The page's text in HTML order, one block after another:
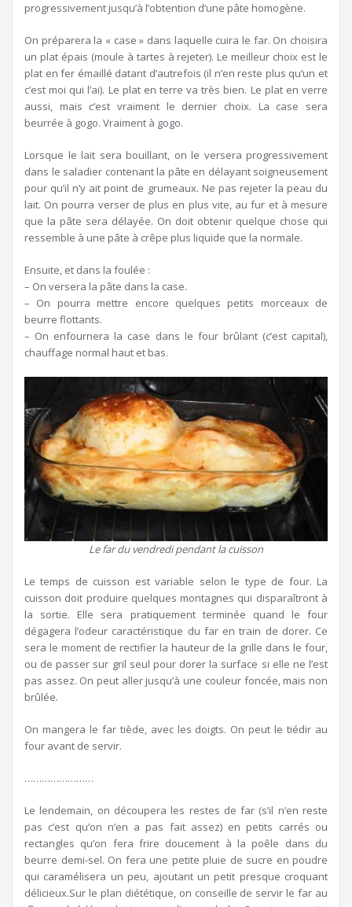
progressivement jusqu’à l’obtention d’une pâte homogène.
On préparera la « case » dans laquelle cuira le far. On choisira
un plat épais (moule à tartes à rejeter). Le meilleur choix est le
plat en fer émaillé datant d’autrefois (il n’en reste plus qu’un et
c’est moi qui l’ai). Le plat en terre va très bien. Le plat en verre
aussi, mais c’est vraiment le dernier choix. La case sera
beurrée à gogo. Vraiment à gogo.
Lorsque le lait sera bouillant, on le versera progressivement
dans le saladier contenant la pâte en délayant soigneusement
pour qu’il n’y ait point de grumeaux. Ne pas rejeter la peau du
lait. On pourra verser de plus en plus vite, au fur et à mesure
que la pâte sera délayée. On doit obtenir quelque chose qui
ressemble à une pâte à crêpe plus liquide que la normale.
Ensuite, et dans la foulée :
– On versera la pâte dans la case.
– On pourra mettre encore quelques petits morceaux de
beurre flottants.
– On enfournera la case dans le four brûlant (c’est capital),
chauffage normal haut et bas.
Le far du vendredi pendant la cuisson
Le temps de cuisson est variable selon le type de four. La
cuisson doit produire quelques montagnes qui disparaîtront à
la sortie. Elle sera pratiquement terminée quand le four
dégagera l’odeur caractéristique du far en train de dorer. Ce
sera le moment de rectifier la hauteur de la grille dans le four,
ou de passer sur gril seul pour dorer la surface si elle ne l’est
pas assez. On peut aller jusqu’à une couleur foncée, mais non
brûlée.
On mangera le far tiède, avec les doigts. On peut le tiédir au
four avant de servir.
……………………
Le lendemain, on découpera les restes de far (s’il n’en reste
pas c’est qu’on n’en a pas fait assez) en petits carrés ou
rectangles qu’on fera frire doucement à la poêle dans du
beurre demi-sel. On fera une petite pluie de sucre en poudre
qui caramélisera un peu, ajoutant un petit presque croquant
délicieux.Sur le plan diététique, on conseille de servir le far au